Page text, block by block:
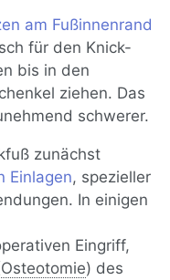
am Fußinnenrand
für den Knick-
bis in den
ziehen. Das
schwerer.
zunächst
Einlagen, spezieller
In einigen
Eingriff,
Osteotomie) des